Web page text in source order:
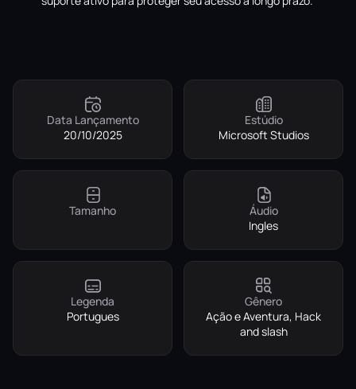
Data Lançamento
20/10/2025
Estúdio
Microsoft Studios
Tamanho
Áudio
Ingles
Legenda
Portugues
Gênero
Ação e Aventura, Hack
and slash